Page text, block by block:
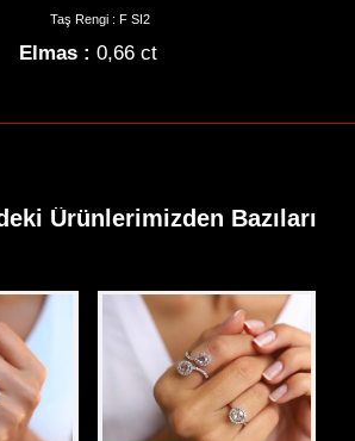
Taş Rengi : F SI2
Elmas : 0,66 ct
Ürünlerimizden Bazıları